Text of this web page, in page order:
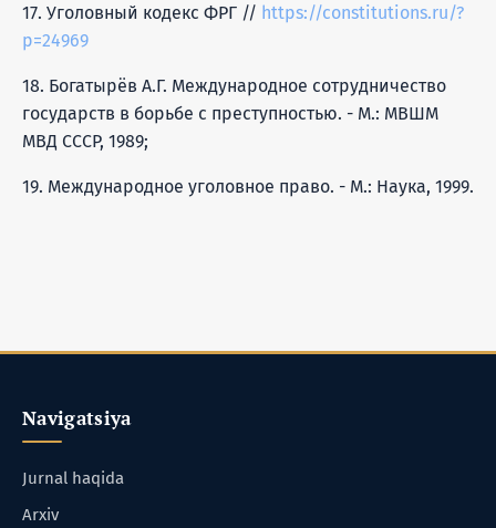
17. Уголовный кодекс ФРГ // https://constitutions.ru/?
p=24969
18. Богатырёв А.Г. Международное сотрудничество
государств в борьбе с преступностью. - М.: МВШМ
МВД СССР, 1989;
19. Международное уголовное право. - М.: Наука, 1999.
Navigatsiya
Jurnal haqida
Arxiv